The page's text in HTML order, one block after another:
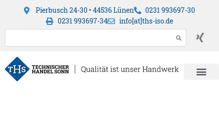
Pierbusch 24-30 • 44536 Lünen
0231 993697-30
0231 993697-34
info[at]ths-iso.de